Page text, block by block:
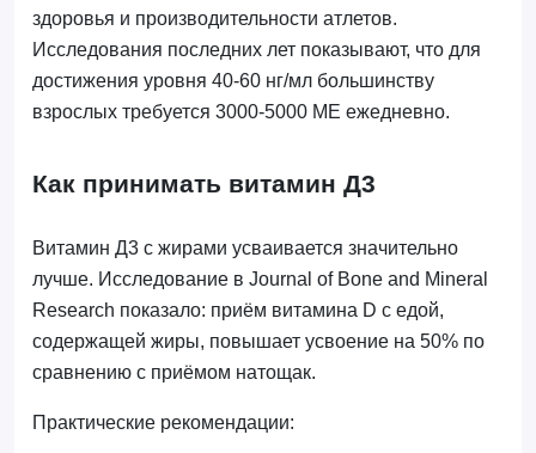
здоровья и производительности атлетов.
Исследования последних лет показывают, что для
достижения уровня 40-60 нг/мл большинству
взрослых требуется 3000-5000 МЕ ежедневно.
Как принимать витамин Д3
Витамин Д3 с жирами усваивается значительно
лучше. Исследование в Journal of Bone and Mineral
Research показало: приём витамина D с едой,
содержащей жиры, повышает усвоение на 50% по
сравнению с приёмом натощак.
Практические рекомендации: